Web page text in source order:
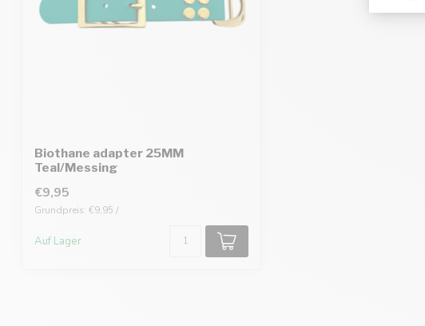
Biothane adapter 25MM
Teal/Messing
€9,95
Grundpreis: €9,95 /
Auf Lager